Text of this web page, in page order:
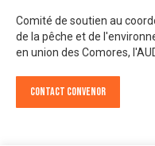
Comité de soutien au
de la pêche et de
en union des Comores,
Contact Convenor